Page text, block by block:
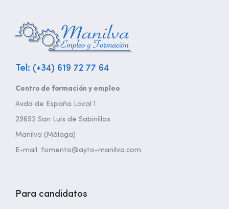
Tel: (+34) 619 72 77 64
Centro de formación y empleo
Avda de España Local 1
29692 San Luis de Sabinillas
Manilva (Málaga)
E-mail: fomento@ayto-manilva.com
Para candidatos